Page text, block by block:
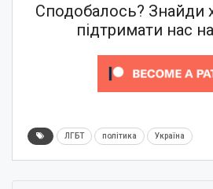
Сподобалось? Знайди
підтримати нас
ЛГБТ політика Україна